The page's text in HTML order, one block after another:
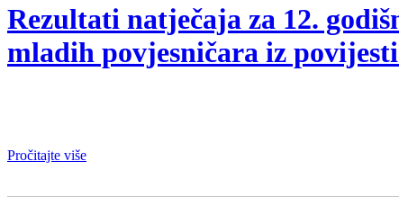
Rezultati natječaja za 12.
mladih povjesničara iz
Pročitajte više